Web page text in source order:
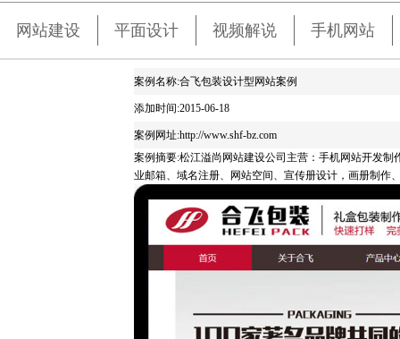
网站建设 平面设计 视频解说 手机网站
案例名称:合飞包装设计型网站案例
添加时间:2015-06-18
案例网址:http://www.shf-bz.com
案例摘要:松江溢尚网站建设公司主营：手机网站开发
业邮箱、域名注册、网站空间、宣传册设计，画册制作